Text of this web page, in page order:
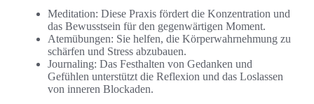
Meditation: Diese Praxis fördert die Konzentration und
das Bewusstsein für den gegenwärtigen Moment.
Atemübungen: Sie helfen, die Körperwahrnehmung zu
schärfen und Stress abzubauen.
Journaling: Das Festhalten von Gedanken und
Gefühlen unterstützt die Reflexion und das Loslassen
von inneren Blockaden.